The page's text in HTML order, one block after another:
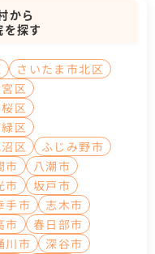
から
探す
さいたま市北区
区
区
区
区
ふじみ野市
市
八潮市
市
坂戸市
手市
志木市
市
春日部市
川市
深谷市